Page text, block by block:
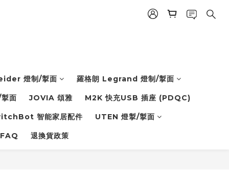
燈制/掣面 羅格朗 Legrand 燈制/掣面
面 JOVIA 頌雅 M2K 快充USB 插座 (PDQC)
智能家居配件 UTEN 燈掣/掣面
退換貨政策